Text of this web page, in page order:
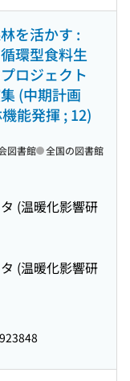
を活かす :
環型食料生
ロジェクト
(中期計画
能発揮 ; 12)
(温暖化影響研
(温暖化影響研
図書館 全国の図書館